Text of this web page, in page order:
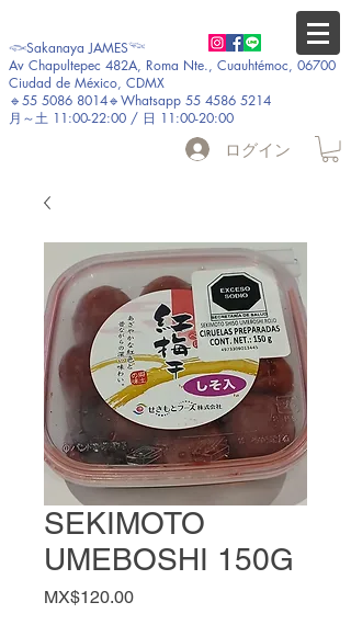
𓆟Sakanaya JAMES𓆝
Av Chapultepec 482A, Roma Nte., Cuauhtémoc, 06700
Ciudad de México, CDMX
🔹55 5086 8014🔹Whatsapp 55 4586 5214
月～土 11:00-22:00 / 日 11:00-20:00
ログイン
SEKIMOTO
UMEBOSHI 150G
MX$120.00価